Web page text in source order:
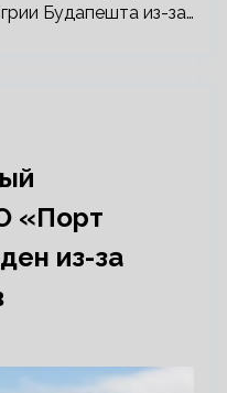
Будапешта из-за…
«Порт
из-за